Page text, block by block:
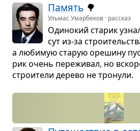
Память 🌳
Ульмас Умарбеков · рассказ
Оди­но­кий ста­рик
сут из-за
а люби­мую ста­рую оре­шину
рик очень пере­жи­вал, но
стро­и­тели дерево не тро­нули.